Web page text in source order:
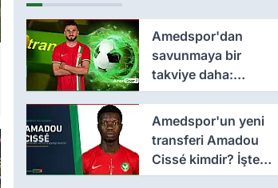
Amedspor'dan
savunmaya bir
takviye daha:
Lumbardh Dellova
3 yıllık imza
Amedspor'un yeni
transferi Amadou
Cissé kimdir? İşte
kariyeri ve forma